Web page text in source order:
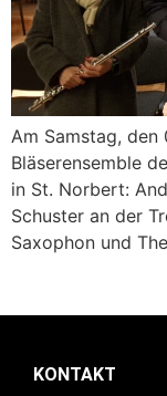
Am Samstag,
Bläserensemble
in St. Norbert:
Schuster an der
Saxophon und
KONTAKT